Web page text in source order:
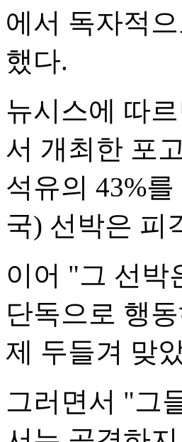
에서 독자적
했다.
뉴시스에 따
서 개최한 포
석유의 43%
국) 선박은 피
이어 "그 선박
단독으로 행
제 두들겨 맞
그러면서 "그